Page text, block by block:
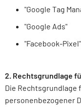
"Google Tag
"Google Ads"
"Facebook-Pixel"
2. Rechtsgrundlage
Die Rechtsgrundlage
personenbezogener